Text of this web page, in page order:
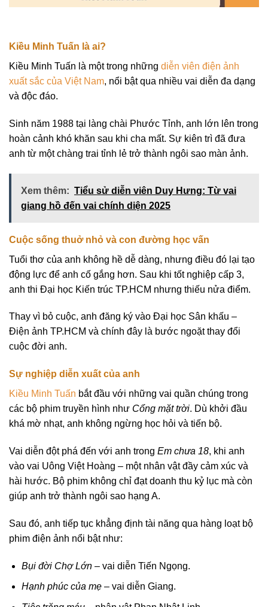
Kiều Minh Tuấn là ai?
Kiều Minh Tuấn là một trong những diễn viên điện ảnh
xuất sắc của Việt Nam, nổi bật qua nhiều vai diễn đa dạng
và độc đáo.
Sinh năm 1988 tại làng chài Phước Tỉnh, anh lớn lên trong
hoàn cảnh khó khăn sau khi cha mất. Sự kiên trì đã đưa
anh từ một chàng trai tỉnh lẻ trở thành ngôi sao màn ảnh.
Xem thêm: Tiểu sử diễn viên Duy Hưng: Từ vai
giang hồ đến vai chính diện 2025
Cuộc sống thuở nhỏ và con đường học vấn
Tuổi thơ của anh không hề dễ dàng, nhưng điều đó lại tạo
động lực để anh cố gắng hơn. Sau khi tốt nghiệp cấp 3,
anh thi Đại học Kiến trúc TP.HCM nhưng thiếu nửa điểm.
Thay vì bỏ cuộc, anh đăng ký vào Đại học Sân khấu –
Điện ảnh TP.HCM và chính đây là bước ngoặt thay đổi
cuộc đời anh.
Sự nghiệp diễn xuất của anh
Kiều Minh Tuấn bắt đầu với những vai quần chúng trong
các bộ phim truyền hình như Cổng mặt trời. Dù khởi đầu
khá mờ nhạt, anh không ngừng học hỏi và tiến bộ.
Vai diễn đột phá đến với anh trong Em chưa 18, khi anh
vào vai Uông Việt Hoàng – một nhân vật đầy cảm xúc và
hài hước. Bộ phim không chỉ đạt doanh thu kỷ lục mà còn
giúp anh trở thành ngôi sao hạng A.
Sau đó, anh tiếp tục khẳng định tài năng qua hàng loạt bộ
phim điện ảnh nổi bật như:
Bụi đời Chợ Lớn– vai diễn Tiến Ngọng.
Hạnh phúc của mẹ– vai diễn Giang.